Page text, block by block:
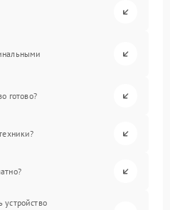
готово?